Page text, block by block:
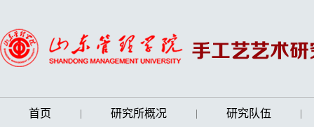
首页 | 研究所概况 | 研究队伍 |